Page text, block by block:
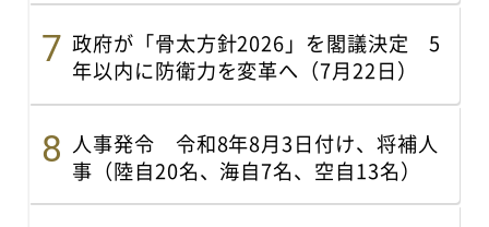
政府が「骨太方針2026」を閣議決定 5
年以内に防衛力を変革へ（7月22日）
人事発令 令和8年8月3日付け、将補人
事（陸自20名、海自7名、空自13名）